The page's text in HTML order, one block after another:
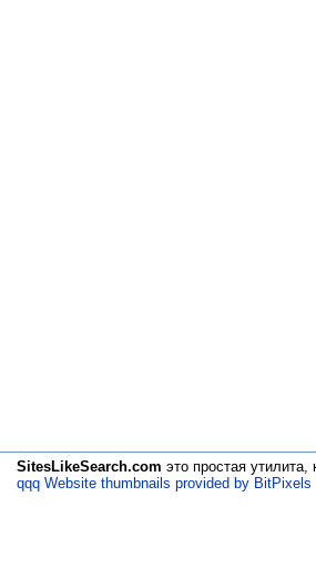
SitesLikeSearch.com это простая утилита,
qqq Website thumbnails provided by BitPixels